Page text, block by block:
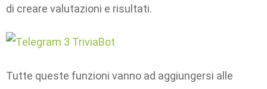
di creare valutazioni e risultati.
Tutte queste funzioni vanno ad aggiungersi alle